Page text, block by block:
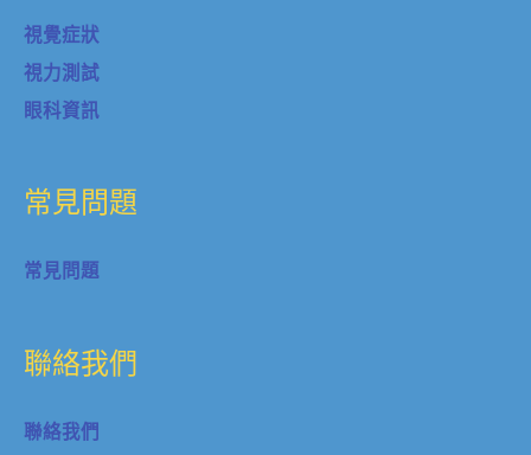
視覺症狀
視力測試
眼科資訊
常見問題
常見問題
聯絡我們
聯絡我們